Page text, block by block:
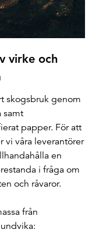
virke och
skogsbruk genom
samt
papper. För att
vi våra leverantörer
en
i fråga om
och råvaror.
från